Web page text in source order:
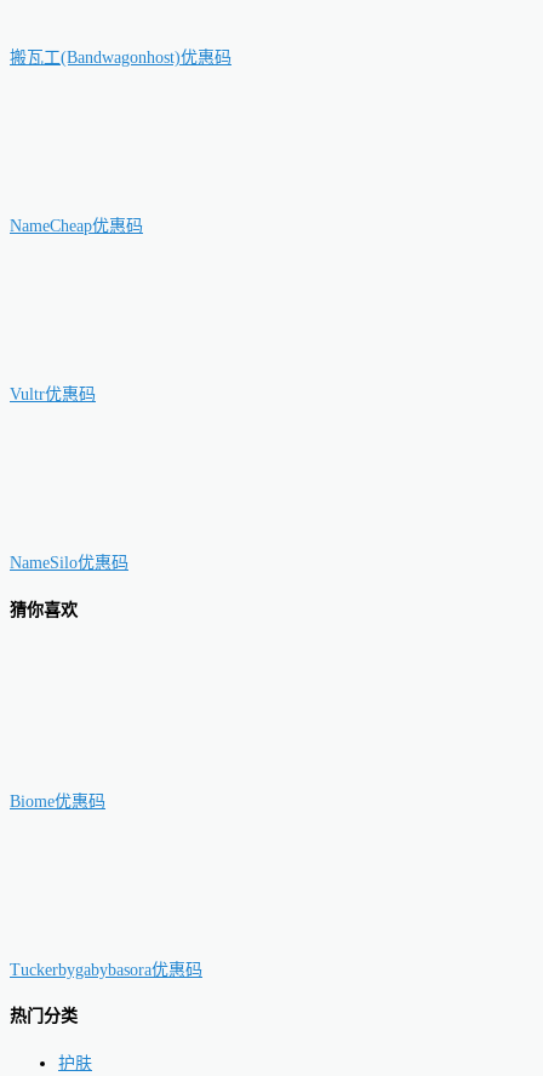
搬瓦工(Bandwagonhost)优惠码
NameCheap优惠码
Vultr优惠码
NameSilo优惠码
猜你喜欢
Biome优惠码
Tuckerbygabybasora优惠码
热门分类
护肤